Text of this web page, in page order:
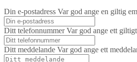
Din e-postadress Var god ange en giltig
Ditt telefonnummer Var god ange ett
Ditt meddelande Var god ange ett